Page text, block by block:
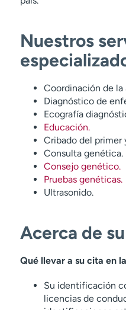
Nuestros
Coordinación de la
Diagnóstico de
Ecografía
Educación.
Cribado del primer
Consulta genética.
Consejo genético.
Pruebas genéticas.
Ultrasonido.
Acerca de
Qué llevar a su cita en
Su identificación
licencias de